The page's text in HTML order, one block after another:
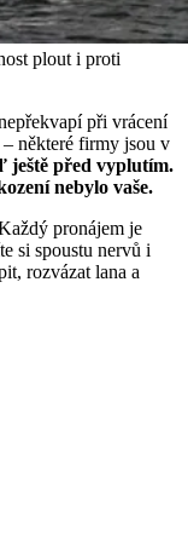
plout i proti
při vrácení
některé firmy jsou v
ještě před vyplutím.
nebylo vaše.
pronájem je
si spoustu nervů i
rozvázat lana a